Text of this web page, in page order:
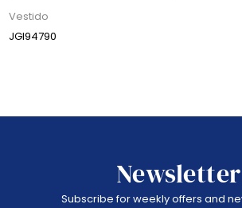
Vestido
JGI94790
Newsletter
Subscribe for weekly offers and